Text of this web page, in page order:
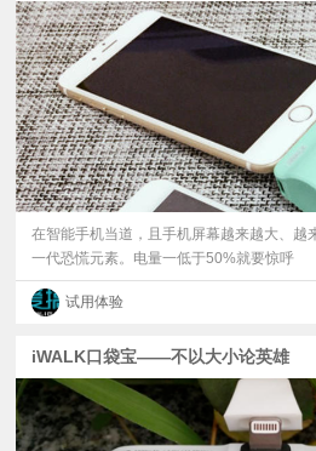
在智能手机当道，且手机屏幕越来越大、越
一代恐慌元素。电量一低于50%就要惊呼
试用体验
iWALK口袋宝——不以大小论英雄